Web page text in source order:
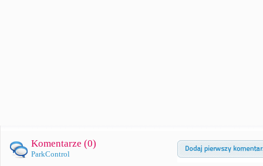
Komentarze (0)
ParkControl